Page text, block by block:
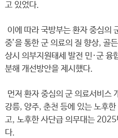
고 있었다.
이에 따라 국방부는 환자 중심의
중’을 통한 군 의료의 질 향상, 골
상시 의부지원태세 발전 민·군 융
분해 개선방안을 제시했다.
먼저 환자 중심의 군 의료서비스
강릉, 양주, 춘천 등에 있는 노후
고, 노후한 사단급 의무대는
다.